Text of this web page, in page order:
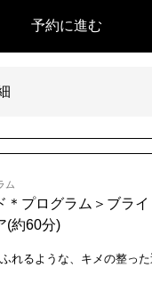
予約に進む
ム
＊プログラム＞ブライ
(約60分)
れるような、キメの整っ